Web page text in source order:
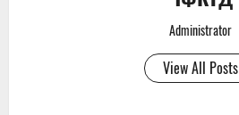
Administrator
View All Posts